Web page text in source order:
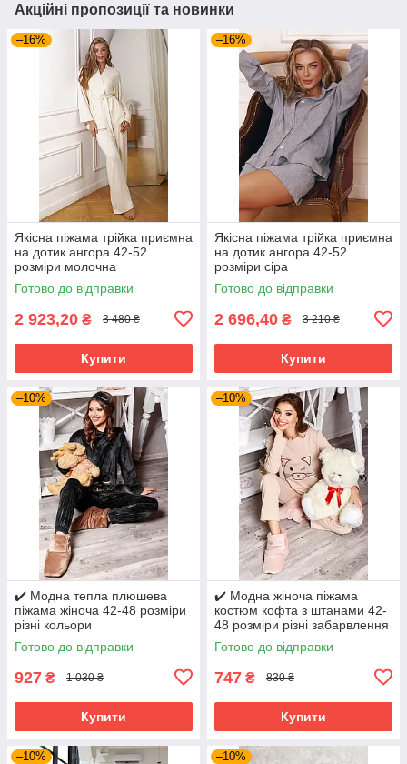
Акційні пропозиції та новинки
–16%
Якісна піжама трійка приємна
на дотик ангора 42-52
розміри молочна
Готово до відправки
2 923,20 ₴ 3 480 ₴
Купити
–16%
Якісна піжама трійка приємна
на дотик ангора 42-52
розміри сіра
Готово до відправки
2 696,40 ₴ 3 210 ₴
Купити
–10%
✔️ Модна тепла плюшева
піжама жіноча 42-48 розміри
різні кольори
Готово до відправки
927 ₴ 1 030 ₴
Купити
–10%
✔️ Модна жіноча піжама
костюм кофта з штанами 42-
48 розміри різні забарвлення
Готово до відправки
747 ₴ 830 ₴
Купити
–10% –10%